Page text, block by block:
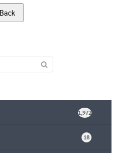
1,972
18